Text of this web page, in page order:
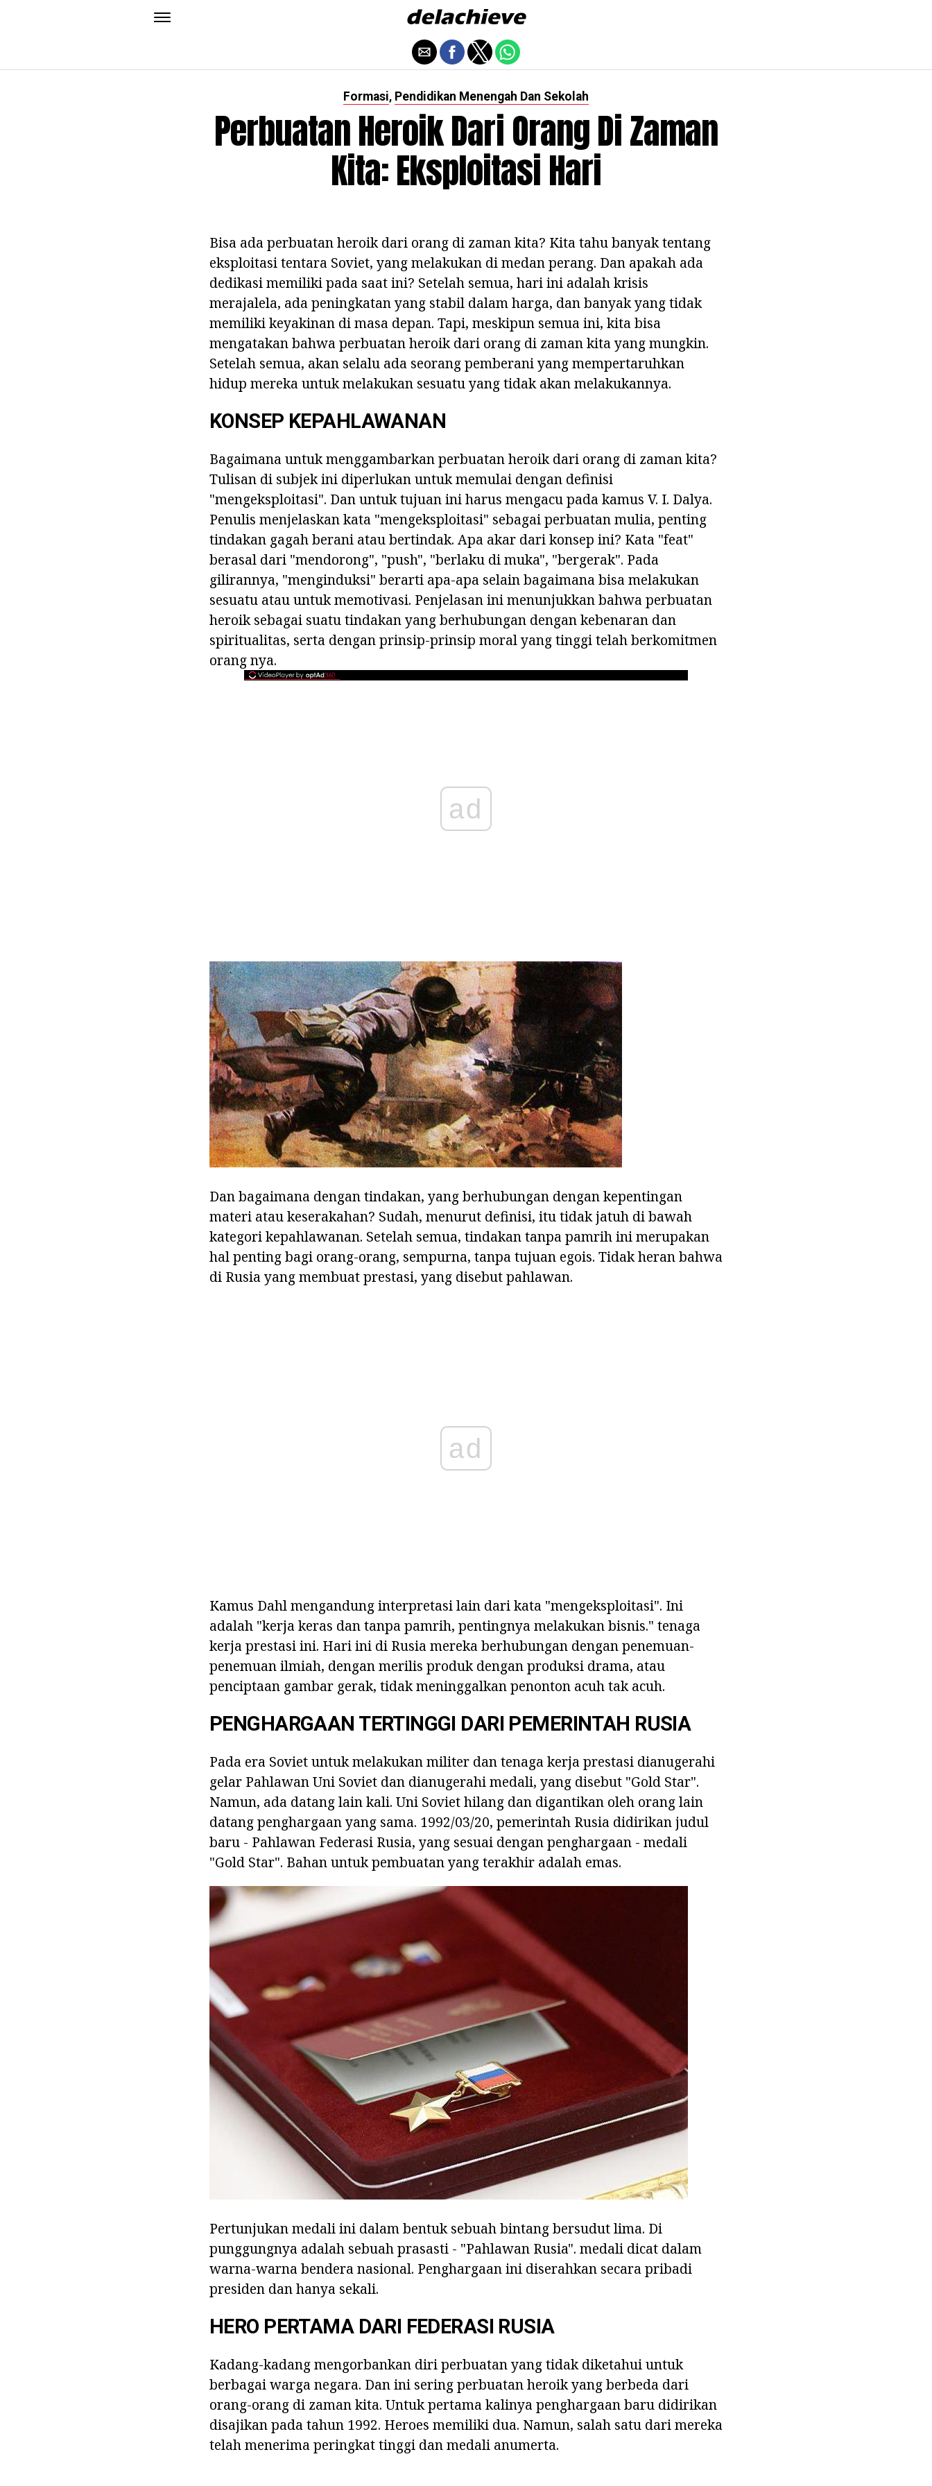
Formasi, Pendidikan Menengah Dan Sekolah
Perbuatan Heroik Dari Orang Di Zaman
Kita: Eksploitasi Hari
Bisa ada perbuatan heroik dari orang di zaman kita? Kita tahu banyak tentang
eksploitasi tentara Soviet, yang melakukan di medan perang. Dan apakah ada
dedikasi memiliki pada saat ini? Setelah semua, hari ini adalah krisis
merajalela, ada peningkatan yang stabil dalam harga, dan banyak yang tidak
memiliki keyakinan di masa depan. Tapi, meskipun semua ini, kita bisa
mengatakan bahwa perbuatan heroik dari orang di zaman kita yang mungkin.
Setelah semua, akan selalu ada seorang pemberani yang mempertaruhkan
hidup mereka untuk melakukan sesuatu yang tidak akan melakukannya.
KONSEP KEPAHLAWANAN
Bagaimana untuk menggambarkan perbuatan heroik dari orang di zaman kita?
Tulisan di subjek ini diperlukan untuk memulai dengan definisi
"mengeksploitasi". Dan untuk tujuan ini harus mengacu pada kamus V. I. Dalya.
Penulis menjelaskan kata "mengeksploitasi" sebagai perbuatan mulia, penting
tindakan gagah berani atau bertindak. Apa akar dari konsep ini? Kata "feat"
berasal dari "mendorong", "push", "berlaku di muka", "bergerak". Pada
gilirannya, "menginduksi" berarti apa-apa selain bagaimana bisa melakukan
sesuatu atau untuk memotivasi. Penjelasan ini menunjukkan bahwa perbuatan
heroik sebagai suatu tindakan yang berhubungan dengan kebenaran dan
spiritualitas, serta dengan prinsip-prinsip moral yang tinggi telah berkomitmen
orang nya.
ad
Dan bagaimana dengan tindakan, yang berhubungan dengan kepentingan
materi atau keserakahan? Sudah, menurut definisi, itu tidak jatuh di bawah
kategori kepahlawanan. Setelah semua, tindakan tanpa pamrih ini merupakan
hal penting bagi orang-orang, sempurna, tanpa tujuan egois. Tidak heran bahwa
di Rusia yang membuat prestasi, yang disebut pahlawan.
ad
Kamus Dahl mengandung interpretasi lain dari kata "mengeksploitasi". Ini
adalah "kerja keras dan tanpa pamrih, pentingnya melakukan bisnis." tenaga
kerja prestasi ini. Hari ini di Rusia mereka berhubungan dengan penemuan-
penemuan ilmiah, dengan merilis produk dengan produksi drama, atau
penciptaan gambar gerak, tidak meninggalkan penonton acuh tak acuh.
PENGHARGAAN TERTINGGI DARI PEMERINTAH RUSIA
Pada era Soviet untuk melakukan militer dan tenaga kerja prestasi dianugerahi
gelar Pahlawan Uni Soviet dan dianugerahi medali, yang disebut "Gold Star".
Namun, ada datang lain kali. Uni Soviet hilang dan digantikan oleh orang lain
datang penghargaan yang sama. 1992/03/20, pemerintah Rusia didirikan judul
baru - Pahlawan Federasi Rusia, yang sesuai dengan penghargaan - medali
"Gold Star". Bahan untuk pembuatan yang terakhir adalah emas.
Pertunjukan medali ini dalam bentuk sebuah bintang bersudut lima. Di
punggungnya adalah sebuah prasasti - "Pahlawan Rusia". medali dicat dalam
warna-warna bendera nasional. Penghargaan ini diserahkan secara pribadi
presiden dan hanya sekali.
HERO PERTAMA DARI FEDERASI RUSIA
Kadang-kadang mengorbankan diri perbuatan yang tidak diketahui untuk
berbagai warga negara. Dan ini sering perbuatan heroik yang berbeda dari
orang-orang di zaman kita. Untuk pertama kalinya penghargaan baru didirikan
disajikan pada tahun 1992. Heroes memiliki dua. Namun, salah satu dari mereka
telah menerima peringkat tinggi dan medali anumerta.